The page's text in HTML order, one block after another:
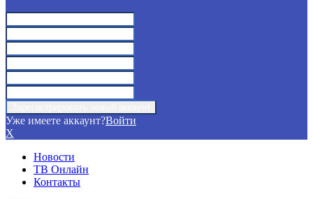
Уже имеете аккаунт?Войти
X
Новости
ТВ Онлайн
Контакты